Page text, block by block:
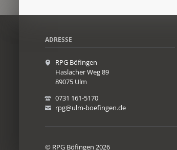
ADRESSE
RPG Böfingen
Haslacher Weg 89
89075 Ulm
0731 161-5170
rpg@ulm-boefingen.de
© RPG Böfingen 2026